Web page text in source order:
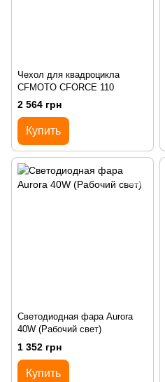
Чехол для квадроцикла
CFMOTO CFORCE 110
2 564 грн
Купить
Cветодиодная фара Aurora
40W (Рабочий свет)
1 352 грн
Купить